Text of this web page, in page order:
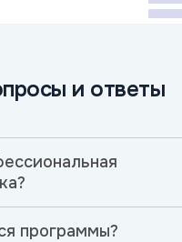
и ответы
программы?